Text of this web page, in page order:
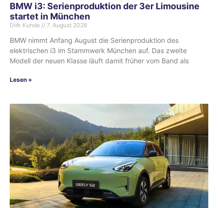
BMW i3: Serienproduktion der 3er Limousine
startet in München
Dirk Kunde 7. August 2026
BMW nimmt Anfang August die Serienproduktion des
elektrischen i3 im Stammwerk München auf. Das zweite
Modell der neuen Klasse läuft damit früher vom Band als
Lesen »